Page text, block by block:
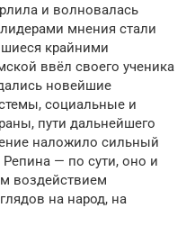
и волновалась
мнения стали
крайними
ввёл своего ученика
новейшие
социальные и
пути дальнейшего
наложило сильный
— по сути, оно и
воздействием
на народ, на